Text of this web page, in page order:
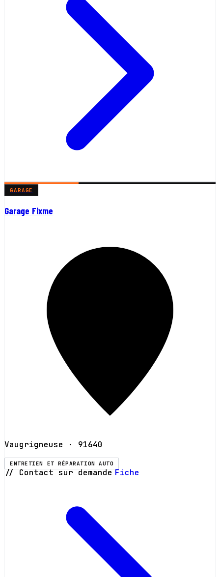
GARAGE
Garage Fixme
Vaugrigneuse · 91640
ENTRETIEN ET RÉPARATION AUTO
// Contact sur demande Fiche